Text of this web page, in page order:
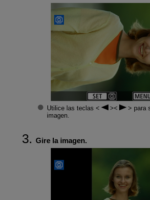
Utilice las teclas
para
imagen.
Gire la imagen.